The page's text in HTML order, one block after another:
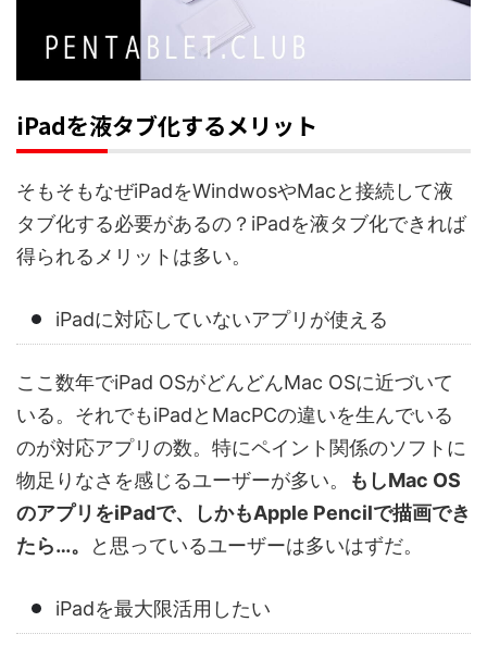
iPadを液タブ化するメリット
そもそもなぜiPadをWindwosやMacと接続して液
タブ化する必要があるの？iPadを液タブ化できれば
得られるメリットは多い。
iPadに対応していないアプリが使える
ここ数年でiPad OSがどんどんMac OSに近づいて
いる。それでもiPadとMacPCの違いを生んでいる
のが対応アプリの数。特にペイント関係のソフトに
物足りなさを感じるユーザーが多い。
もしMac OS
のアプリをiPadで、しかもApple Pencilで描画でき
たら…。
と思っているユーザーは多いはずだ。
iPadを最大限活用したい